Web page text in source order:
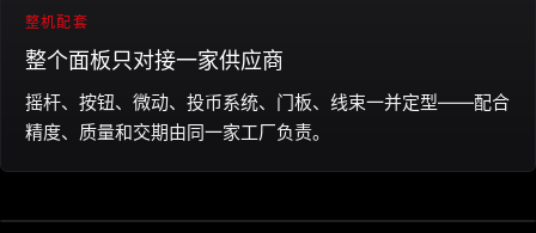
整机配套
整个面板只对接一家供应商
摇杆、按钮、微动、投币系统、门板、线束一并定型——配合
精度、质量和交期由同一家工厂负责。